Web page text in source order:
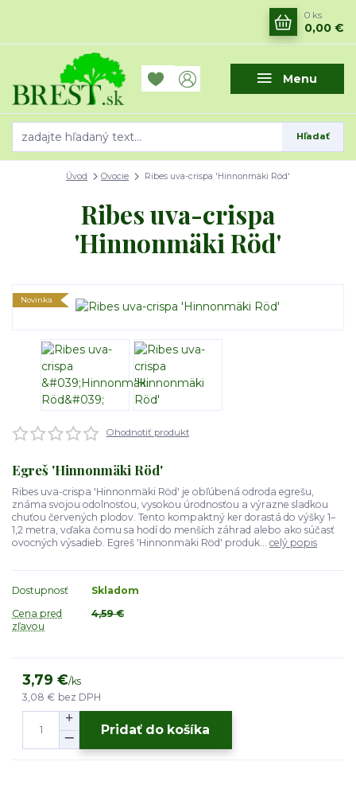
Menu
Hľadať
0 ks
0,00 €
Úvod Ovocie Ribes uva-crispa 'Hinnonmäki Röd'
Ribes uva-crispa
'Hinnonmäki Röd'
Novinka
Ohodnotiť produkt
Egreš 'Hinnonmäki Röd'
Ribes uva-crispa 'Hinnonmäki Röd' je obľúbená odroda egrešu,
známa svojou odolnosťou, vysokou úrodnosťou a výrazne sladkou
chuťou červených plodov. Tento kompaktný ker dorastá do výšky 1–
1,2 metra, vďaka čomu sa hodí do menších záhrad alebo ako súčasť
ovocných výsadieb. Egreš 'Hinnonmäki Röd' produk... celý popis
Dostupnosť
Skladom
Cena pred
zľavou
4,59 €
3,79 €/ks
3,08 € bez DPH
Pridať do košíka